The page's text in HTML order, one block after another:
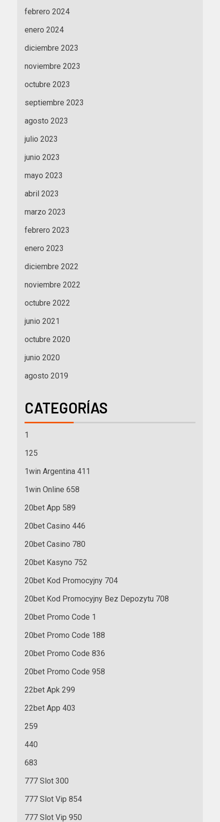
febrero 2024
enero 2024
diciembre 2023
noviembre 2023
octubre 2023
septiembre 2023
agosto 2023
julio 2023
junio 2023
mayo 2023
abril 2023
marzo 2023
febrero 2023
enero 2023
diciembre 2022
noviembre 2022
octubre 2022
junio 2021
octubre 2020
junio 2020
agosto 2019
CATEGORÍAS
1
125
1win Argentina 411
1win Online 658
20bet App 589
20bet Casino 446
20bet Casino 780
20bet Kasyno 752
20bet Kod Promocyjny 704
20bet Kod Promocyjny Bez Depozytu 708
20bet Promo Code 1
20bet Promo Code 188
20bet Promo Code 836
20bet Promo Code 958
22bet Apk 299
22bet App 403
259
440
683
777 Slot 300
777 Slot Vip 854
777 Slot Vip 950